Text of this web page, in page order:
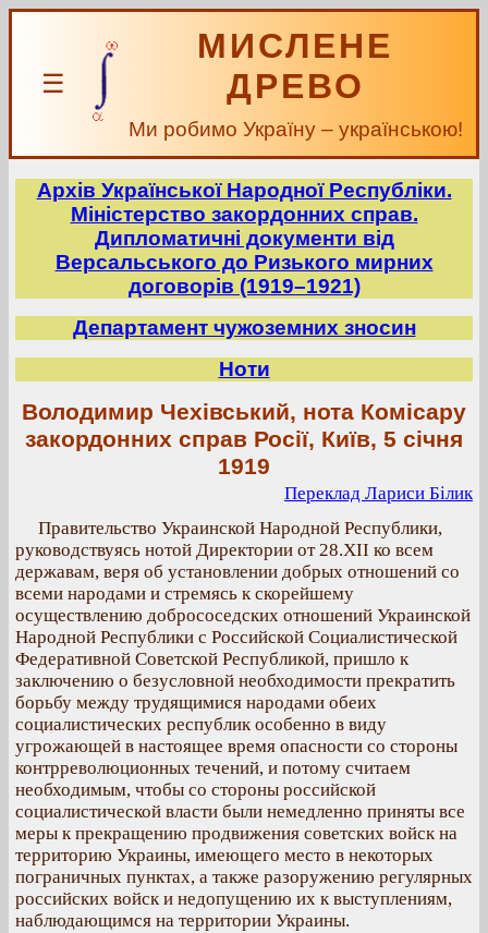
☰
МИСЛЕНЕ
ДРЕВО
Ми робимо Україну – українською!
Архів Української Народної Республіки.
Міністерство закордонних справ.
Дипломатичні документи від
Версальського до Ризького мирних
договорів (1919–1921)
Департамент чужоземних зносин
Ноти
Володимир Чехівський, нота Комісару
закордонних справ Росії, Київ, 5 січня
1919
Переклад Лариси Білик
Правительство Украинской Народной Республики,
руководствуясь нотой Директории от 28.ХІІ ко всем
державам, веря об установлении добрых отношений со
всеми народами и стремясь к скорейшему
осуществлению добрососедских отношений Украинской
Народной Республики с Российской Социалистической
Федеративной Советской Республикой, пришло к
заключению о безусловной необходимости прекратить
борьбу между трудящимися народами обеих
социалистических республик особенно в виду
угрожающей в настоящее время опасности со стороны
контрреволюционных течений, и потому считаем
необходимым, чтобы со стороны российской
социалистической власти были немедленно приняты все
меры к прекращению продвижения советских войск на
территорию Украины, имеющего место в некоторых
пограничных пунктах, а также разоружению регулярных
российских войск и недопущению их к выступлениям,
наблюдающимся на территории Украины.